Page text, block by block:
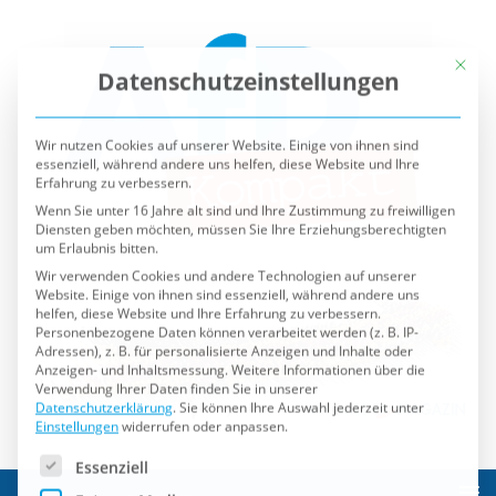
Datenschutzeinstellungen
Wir nutzen Cookies auf unserer Website. Einige von ihnen sind
Erfahrung zu verbessern.
Wenn Sie unter 16 Jahre alt sind und Ihre Zustimmung zu freiwilligen
um Erlaubnis bitten.
Wir verwenden Cookies und andere Technologien auf unserer
helfen, diese Website und Ihre Erfahrung zu verbessern.
Personenbezogene Daten können verarbeitet werden (z. B. IP-
Adressen), z. B. für personalisierte Anzeigen und Inhalte oder
Anzeigen- und Inhaltsmessung.Weitere Informationen über die
Verwendung Ihrer Daten finden Sie in unserer
Datenschutzerklärung.Sie können Ihre Auswahl jederzeit unter
Einstellungenwiderrufen oder anpassen.
Es folgt eine Liste der Service-Gruppen, für die eine
Essenziell
Externe Medien